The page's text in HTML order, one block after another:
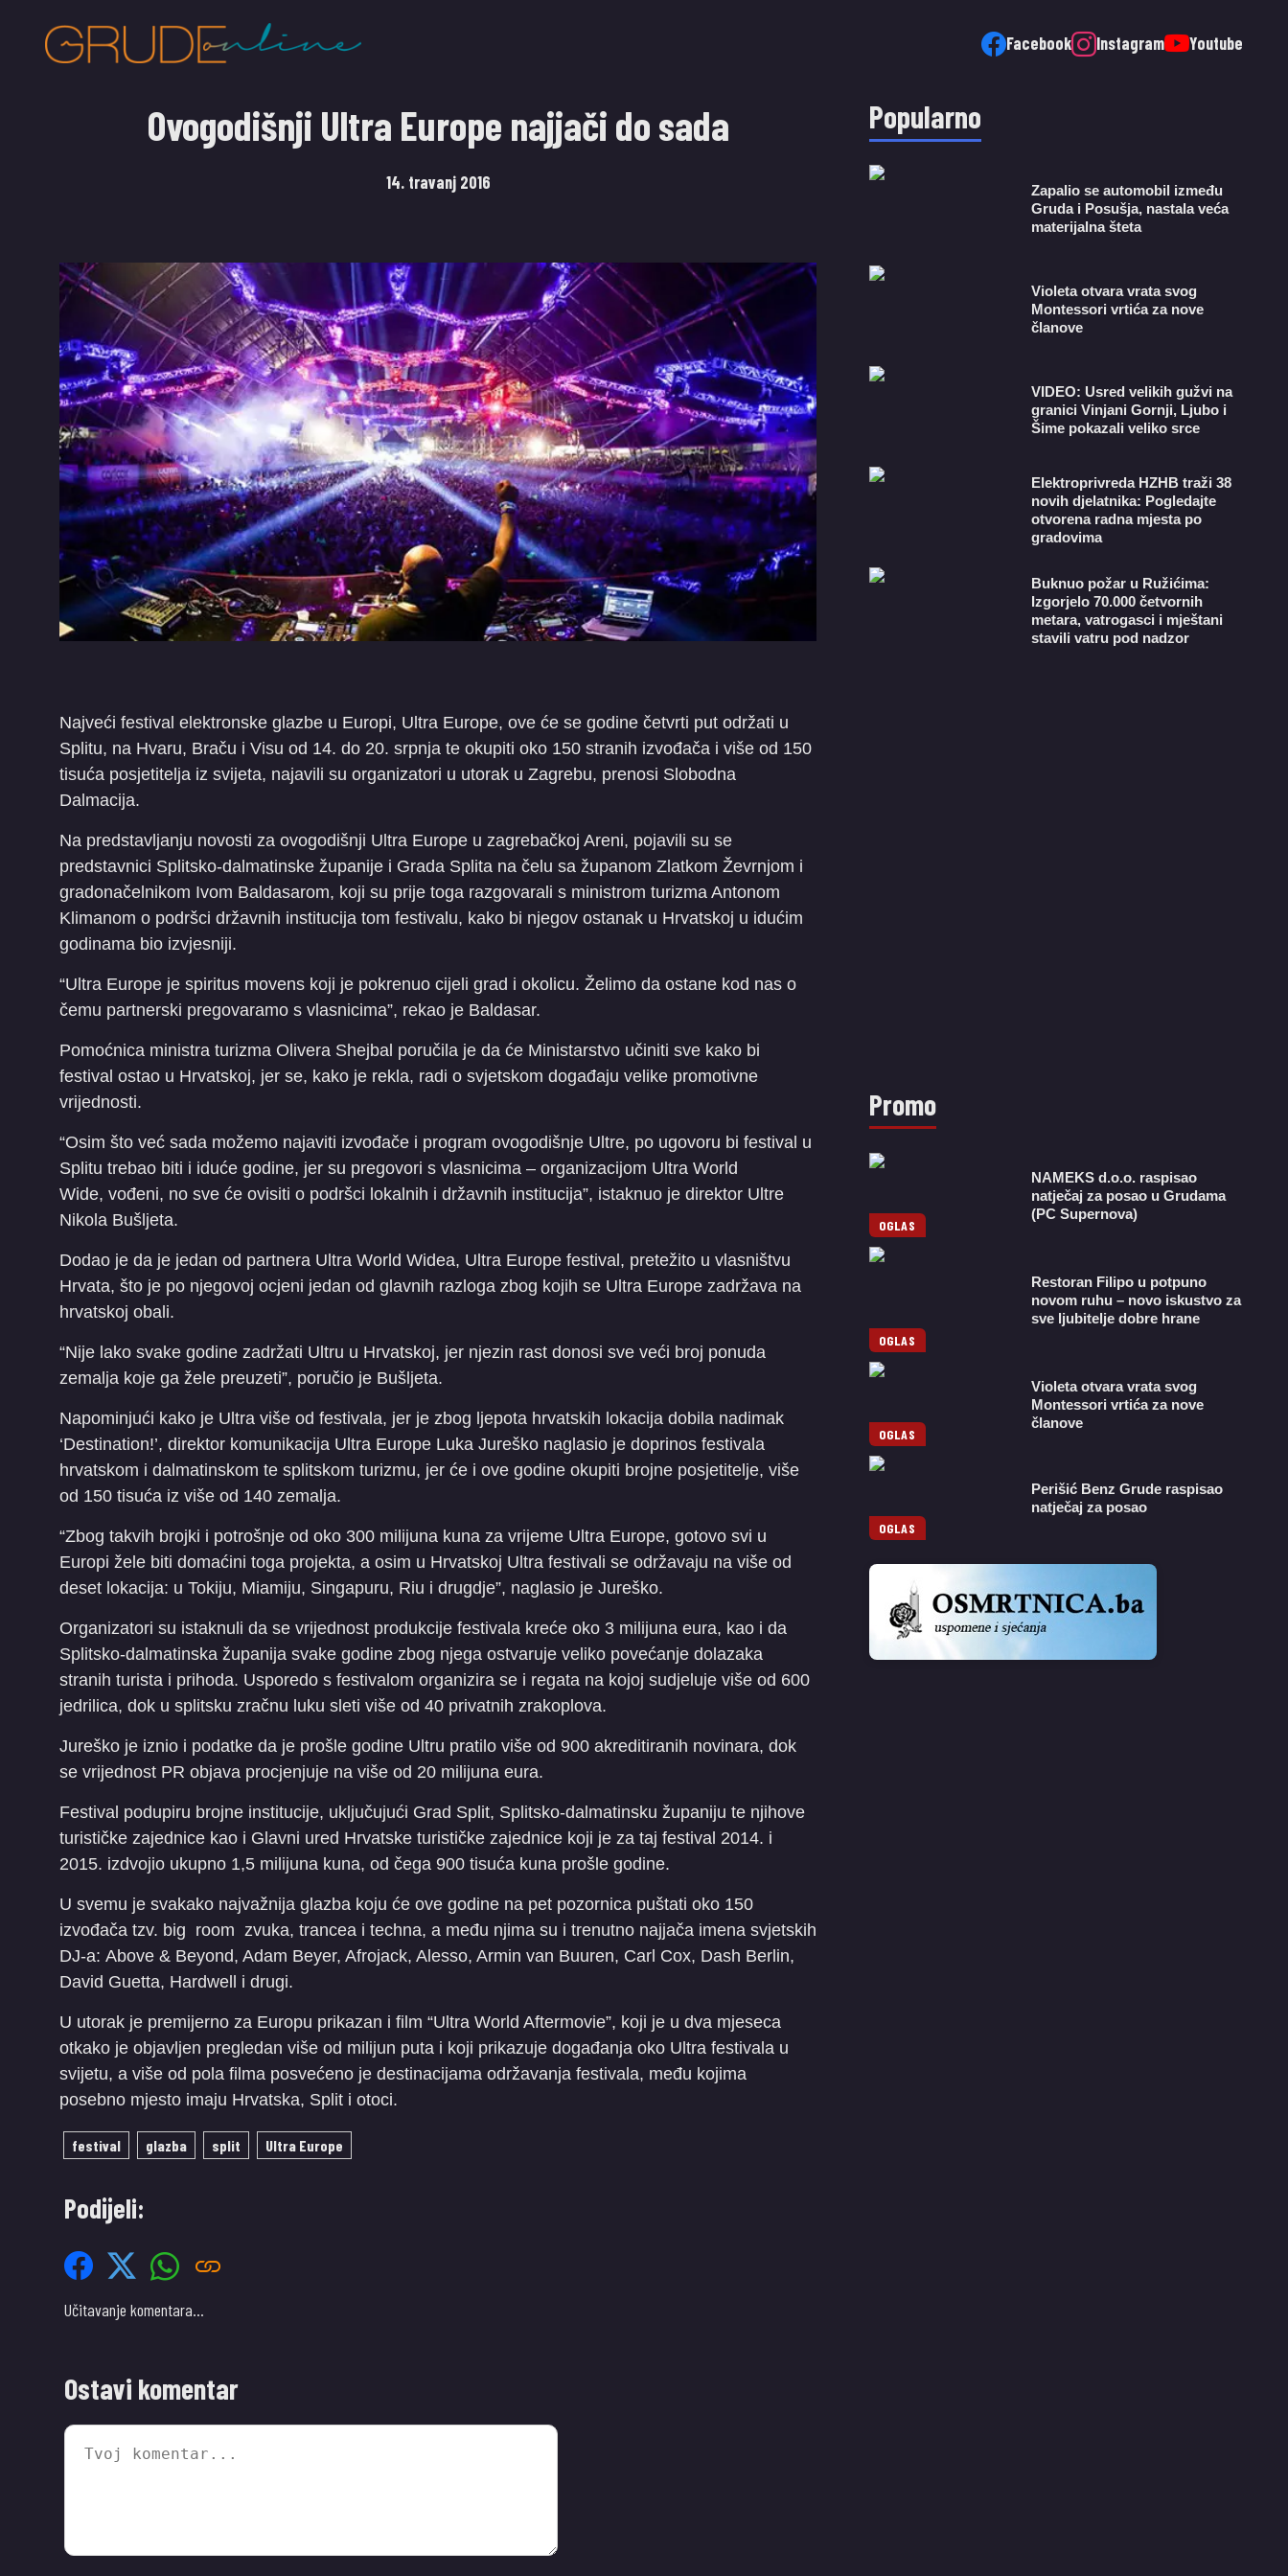
Facebook Instagram Youtube
Ovogodišnji Ultra Europe najjači do sada
14. travanj 2016
Najveći festival elektronske glazbe u Europi, Ultra Europe, ove će se godine četvrti put održati u
Splitu, na Hvaru, Braču i Visu od 14. do 20. srpnja te okupiti oko 150 stranih izvođača i više od 150
tisuća posjetitelja iz svijeta, najavili su organizatori u utorak u Zagrebu, prenosi Slobodna
Dalmacija.
Na predstavljanju novosti za ovogodišnji Ultra Europe u zagrebačkoj Areni, pojavili su se
predstavnici Splitsko-dalmatinske županije i Grada Splita na čelu sa županom Zlatkom Ževrnjom i
gradonačelnikom Ivom Baldasarom, koji su prije toga razgovarali s ministrom turizma Antonom
Klimanom o podršci državnih institucija tom festivalu, kako bi njegov ostanak u Hrvatskoj u idućim
godinama bio izvjesniji.
“Ultra Europe je spiritus movens koji je pokrenuo cijeli grad i okolicu. Želimo da ostane kod nas o
čemu partnerski pregovaramo s vlasnicima”, rekao je Baldasar.
Pomoćnica ministra turizma Olivera Shejbal poručila je da će Ministarstvo učiniti sve kako bi
festival ostao u Hrvatskoj, jer se, kako je rekla, radi o svjetskom događaju velike promotivne
vrijednosti.
“Osim što već sada možemo najaviti izvođače i program ovogodišnje Ultre, po ugovoru bi festival u
Splitu trebao biti i iduće godine, jer su pregovori s vlasnicima – organizacijom Ultra World
Wide, vođeni, no sve će ovisiti o podršci lokalnih i državnih institucija”, istaknuo je direktor Ultre
Nikola Bušljeta.
Dodao je da je jedan od partnera Ultra World Widea, Ultra Europe festival, pretežito u vlasništvu
Hrvata, što je po njegovoj ocjeni jedan od glavnih razloga zbog kojih se Ultra Europe zadržava na
hrvatskoj obali.
“Nije lako svake godine zadržati Ultru u Hrvatskoj, jer njezin rast donosi sve veći broj ponuda
zemalja koje ga žele preuzeti”, poručio je Bušljeta.
Napominjući kako je Ultra više od festivala, jer je zbog ljepota hrvatskih lokacija dobila nadimak
‘Destination!’, direktor komunikacija Ultra Europe Luka Jureško naglasio je doprinos festivala
hrvatskom i dalmatinskom te splitskom turizmu, jer će i ove godine okupiti brojne posjetitelje, više
od 150 tisuća iz više od 140 zemalja.
“Zbog takvih brojki i potrošnje od oko 300 milijuna kuna za vrijeme Ultra Europe, gotovo svi u
Europi žele biti domaćini toga projekta, a osim u Hrvatskoj Ultra festivali se održavaju na više od
deset lokacija: u Tokiju, Miamiju, Singapuru, Riu i drugdje”, naglasio je Jureško.
Organizatori su istaknuli da se vrijednost produkcije festivala kreće oko 3 milijuna eura, kao i da
Splitsko-dalmatinska županija svake godine zbog njega ostvaruje veliko povećanje dolazaka
stranih turista i prihoda. Usporedo s festivalom organizira se i regata na kojoj sudjeluje više od 600
jedrilica, dok u splitsku zračnu luku sleti više od 40 privatnih zrakoplova.
Jureško je iznio i podatke da je prošle godine Ultru pratilo više od 900 akreditiranih novinara, dok
se vrijednost PR objava procjenjuje na više od 20 milijuna eura.
Festival podupiru brojne institucije, uključujući Grad Split, Splitsko-dalmatinsku županiju te njihove
turističke zajednice kao i Glavni ured Hrvatske turističke zajednice koji je za taj festival 2014. i
2015. izdvojio ukupno 1,5 milijuna kuna, od čega 900 tisuća kuna prošle godine.
U svemu je svakako najvažnija glazba koju će ove godine na pet pozornica puštati oko 150
izvođača tzv. big room zvuka, trancea i techna, a među njima su i trenutno najjača imena svjetskih
DJ-a: Above & Beyond, Adam Beyer, Afrojack, Alesso, Armin van Buuren, Carl Cox, Dash Berlin,
David Guetta, Hardwell i drugi.
U utorak je premijerno za Europu prikazan i film “Ultra World Aftermovie”, koji je u dva mjeseca
otkako je objavljen pregledan više od milijun puta i koji prikazuje događanja oko Ultra festivala u
svijetu, a više od pola filma posvećeno je destinacijama održavanja festivala, među kojima
posebno mjesto imaju Hrvatska, Split i otoci.
festival glazba split Ultra Europe
Podijeli:
Učitavanje komentara…
Ostavi komentar
Popularno
Zapalio se automobil između
Gruda i Posušja, nastala veća
materijalna šteta
Violeta otvara vrata svog
Montessori vrtića za nove
članove
VIDEO: Usred velikih gužvi na
granici Vinjani Gornji, Ljubo i
Šime pokazali veliko srce
​Elektroprivreda HZHB traži 38
novih djelatnika: Pogledajte
otvorena radna mjesta po
gradovima
Buknuo požar u Ružićima:
Izgorjelo 70.000 četvornih
metara, vatrogasci i mještani
stavili vatru pod nadzor
Promo
OGLAS
NAMEKS d.o.o. raspisao
natječaj za posao u Grudama
(PC Supernova)
OGLAS
Restoran Filipo u potpuno
novom ruhu – novo iskustvo za
sve ljubitelje dobre hrane
OGLAS
Violeta otvara vrata svog
Montessori vrtića za nove
članove
OGLAS
Perišić Benz Grude raspisao
natječaj za posao